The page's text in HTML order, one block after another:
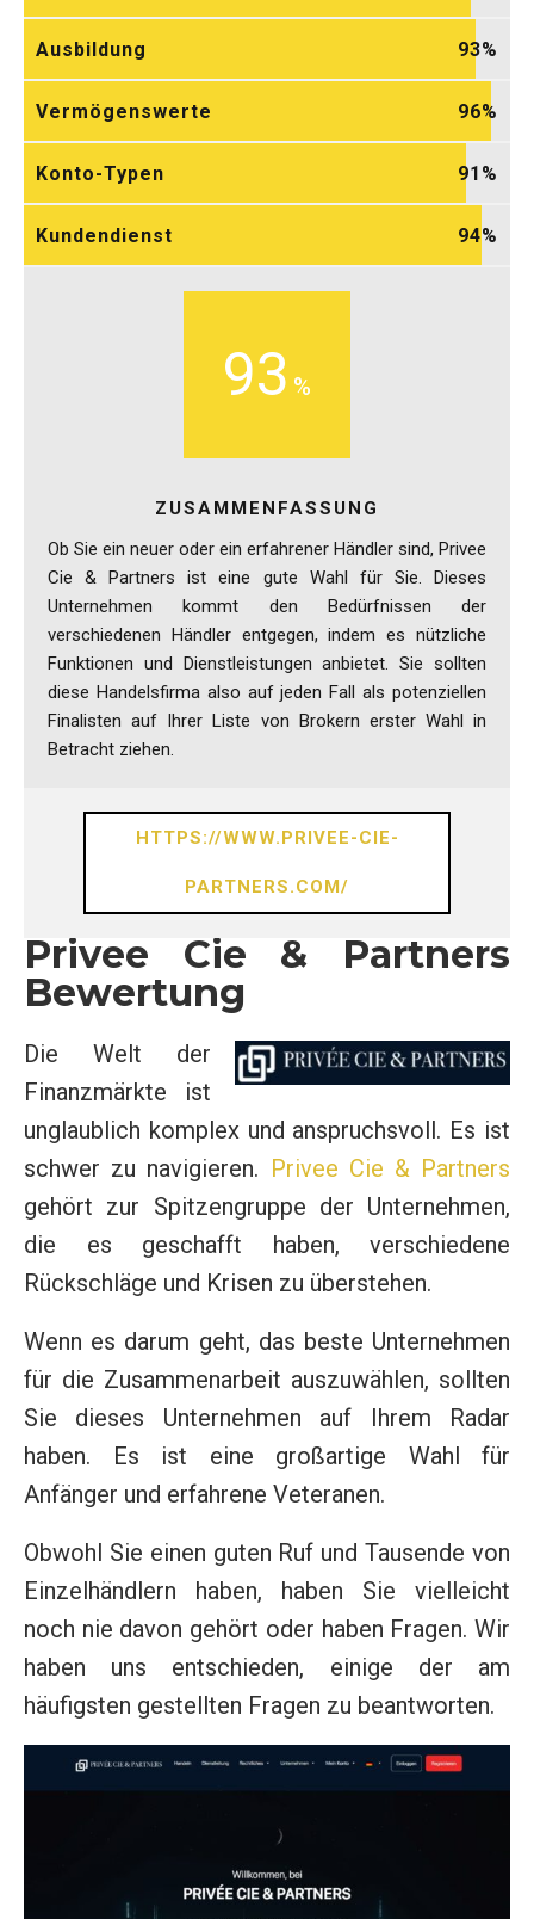
Ausbildung 93
Vermögenswerte 96
Konto-Typen 91
Kundendienst 94
93
ZUSAMMENFASSUNG
Ob Sie ein neuer oder ein erfahrener Händler sind, Privee
Cie & Partners ist eine gute Wahl für Sie. Dieses
Unternehmen kommt den Bedürfnissen der
verschiedenen Händler entgegen, indem es nützliche
Funktionen und Dienstleistungen anbietet. Sie sollten
diese Handelsfirma also auf jeden Fall als potenziellen
Finalisten auf Ihrer Liste von Brokern erster Wahl in
Betracht ziehen.
HTTPS://WWW.PRIVEE-CIE-
PARTNERS.COM/
Privee Cie & Partners
Bewertung
Die Welt der
Finanzmärkte ist
unglaublich komplex und anspruchsvoll. Es ist
schwer zu navigieren. Privee Cie & Partners
gehört zur Spitzengruppe der Unternehmen,
die es geschafft haben, verschiedene
Rückschläge und Krisen zu überstehen.
Wenn es darum geht, das beste Unternehmen
für die Zusammenarbeit auszuwählen, sollten
Sie dieses Unternehmen auf Ihrem Radar
haben. Es ist eine großartige Wahl für
Anfänger und erfahrene Veteranen.
Obwohl Sie einen guten Ruf und Tausende von
Einzelhändlern haben, haben Sie vielleicht
noch nie davon gehört oder haben Fragen. Wir
haben uns entschieden, einige der am
häufigsten gestellten Fragen zu beantworten.